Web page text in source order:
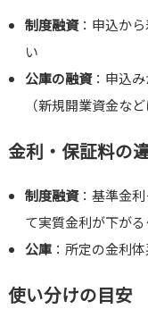
制度融資：申込か
い
公庫の融資：申込
（新規開業資金な
金利・保証料の
制度融資：基準金
て実質金利が下が
公庫 ：所定の金利
使い分けの目安